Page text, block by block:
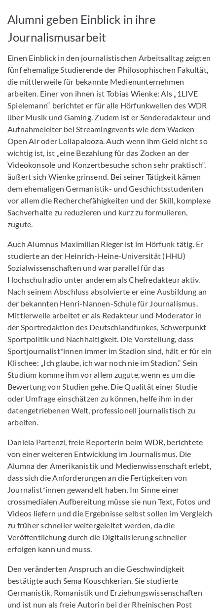
Alumni geben Einblick in ihre
Journalismusarbeit
Einen Einblick in den journalistischen Arbeitsalltag zeigten
fünf ehemalige Studierende der Philosophischen Fakultät,
die mittlerweile für bekannte Medienunternehmen
arbeiten. Einer von ihnen ist Tobias Wienke: Als „1LIVE
Spielemann“ berichtet er für alle Hörfunkwellen des WDR
über Musik und Gaming. Zudem ist er Senderedakteur und
Aufnahmeleiter bei Streamingevents wie dem Wacken
Open Air oder Lollapalooza. Auch wenn ihm Geld nicht so
wichtig ist, ist „eine Bezahlung für das Zocken an der
Videokonsole und Konzertbesuche schon sehr praktisch“,
äußert sich Wienke grinsend. Bei seiner Tätigkeit kämen
dem ehemaligen Germanistik- und Geschichtsstudenten
vor allem die Recherchefähigkeiten und der Skill, komplexe
Sachverhalte zu reduzieren und kurz zu formulieren,
zugute.
Auch Alumnus Maximilian Rieger ist im Hörfunk tätig. Er
studierte an der Heinrich-Heine-Universität (HHU)
Sozialwissenschaften und war parallel für das
Hochschulradio unter anderem als Chefredakteur aktiv.
Nach seinem Abschluss absolvierte er eine Ausbildung an
der bekannten Henri-Nannen-Schule für Journalismus.
Mittlerweile arbeitet er als Redakteur und Moderator in
der Sportredaktion des Deutschlandfunkes, Schwerpunkt
Sportpolitik und Nachhaltigkeit. Die Vorstellung, dass
Sportjournalist*innen immer im Stadion sind, hält er für ein
Klischee: „Ich glaube, ich war noch nie im Stadion.“ Sein
Studium komme ihm vor allem zugute, wenn es um die
Bewertung von Studien gehe. Die Qualität einer Studie
oder Umfrage einschätzen zu können, helfe ihm in der
datengetriebenen Welt, professionell journalistisch zu
arbeiten.
Daniela Partenzi, freie Reporterin beim WDR, berichtete
von einer weiteren Entwicklung im Journalismus. Die
Alumna der Amerikanistik und Medienwissenschaft erlebt,
dass sich die Anforderungen an die Fertigkeiten von
Journalist*innen gewandelt haben. Im Sinne einer
crossmedialen Aufbereitung müsse sie nun Text, Fotos und
Videos liefern und die Ergebnisse selbst sollen im Vergleich
zu früher schneller weitergeleitet werden, da die
Veröffentlichung durch die Digitalisierung schneller
erfolgen kann und muss.
Den veränderten Anspruch an die Geschwindigkeit
bestätigte auch Sema Kouschkerian. Sie studierte
Germanistik, Romanistik und Erziehungswissenschaften
und ist nun als freie Autorin bei der Rheinischen Post